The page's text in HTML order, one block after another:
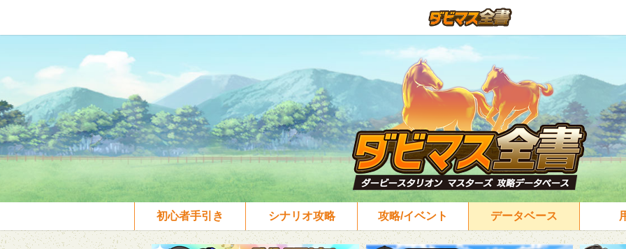
初心者手引き シナリオ攻略 攻略/イベント データベース